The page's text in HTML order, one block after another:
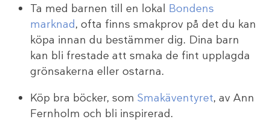
Ta med barnen till en lokal Bondens
marknad, ofta finns smakprov på det du kan
köpa innan du bestämmer dig. Dina barn
kan bli frestade att smaka de fint upplagda
grönsakerna eller ostarna.
Köp bra böcker, som Smakäventyret, av Ann
Fernholm och bli inspirerad.